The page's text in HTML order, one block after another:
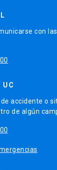
con
UC
accidente o
de algún